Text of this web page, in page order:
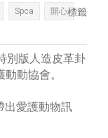
標籤
Spca
開心
別版人造皮革卦
動協會。
出愛護動物訊